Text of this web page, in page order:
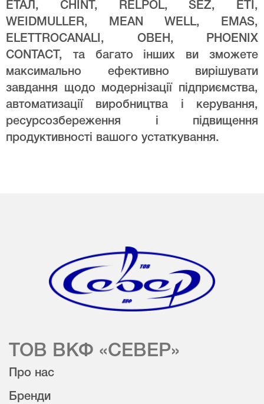
ЕТАЛ, CHINT, RELPOL, SEZ, ETI,
WEIDMULLER, MEAN WELL, EMAS,
ELETTROCANALI, ОВЕН, PHOENIX
CONTACT, та багато інших ви зможете
максимально ефективно вирішувати
завдання щодо модернізації підприємства,
автоматизації виробництва і керування,
ресурсозбереження і підвищення
продуктивності вашого устаткування.
ТОВ ВКФ «СЕВЕР»
Про нас
Бренди